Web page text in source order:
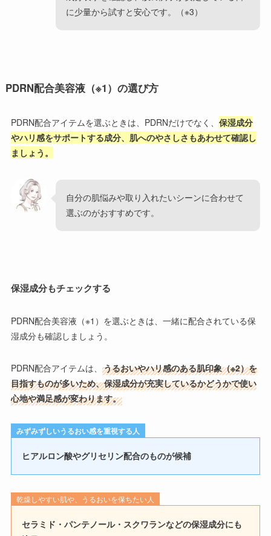
に少量から試すと安心です。（※3）
PDRN配合美容液（※1）の選び方
PDRN配合アイテムを選ぶときは、PDRNだけでなく、 保湿成分
やハリ感をサポートする成分、肌へのやさしさもあわせて確認し
ましょう。
自分の肌悩みや取り入れたいシーンに合わせて
選ぶのがおすすめです。
保湿成分もチェックする
PDRN配合美容液（※1）を選ぶときは、一緒に配合されている保
湿成分も確認しましょう。
PDRN配合アイテムは、 うるおいやハリ感のある肌印象（※2）を
目指すものが多いため、保湿成分が充実しているかどうかで使い
心地や満足感が変わります。
みずみずしいうるおい感を重視する人
ヒアルロン酸やグリセリン配合のものが候補
乾燥しやすい肌や、うるおいを保ちたい人
セラミド・パンテノール・スクワランなどの保湿成分にも